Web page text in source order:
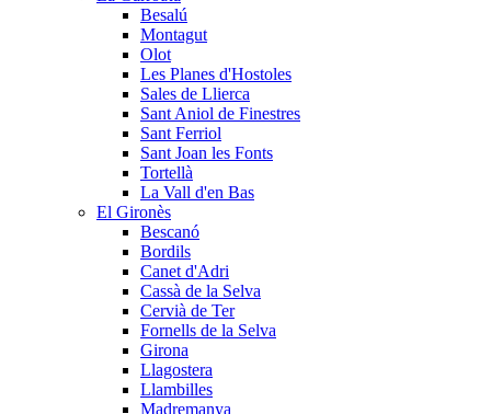
Besalú
Montagut
Olot
Les Planes d'Hostoles
Sales de Llierca
Sant Aniol de Finestres
Sant Ferriol
Sant Joan les Fonts
Tortellà
La Vall d'en Bas
El Gironès
Bescanó
Bordils
Canet d'Adri
Cassà de la Selva
Cervià de Ter
Fornells de la Selva
Girona
Llagostera
Llambilles
Madremanya